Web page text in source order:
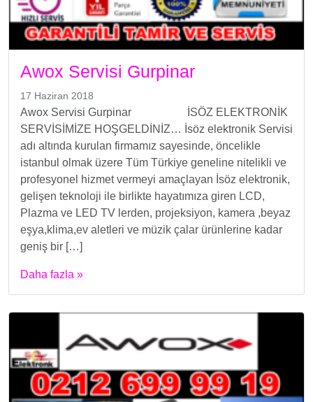
Awox Servisi Gurpinar
17 Haziran 2018
Awox Servisi Gurpinar İSÖZ ELEKTRONİK
SERVİSİMİZE HOŞGELDİNİZ… İsöz elektronik Servisi
adı altında kurulan firmamız sayesinde, öncelikle
istanbul olmak üzere Tüm Türkiye geneline nitelikli ve
profesyonel hizmet vermeyi amaçlayan İsöz elektronik,
gelişen teknoloji ile birlikte hayatımıza giren LCD,
Plazma ve LED TV lerden, projeksiyon, kamera ,beyaz
eşya,klima,ev aletleri ve müzik çalar ürünlerine kadar
geniş bir […]
Daha fazla »